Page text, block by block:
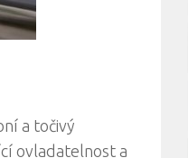
a točivý
ovladatelnost a